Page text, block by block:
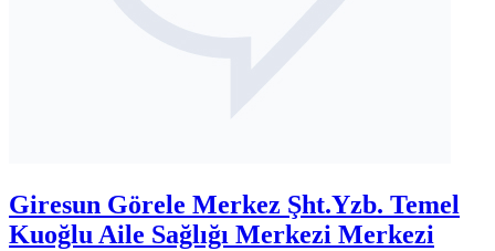
Giresun Görele Merkez Şht.Yzb. Temel
Kuoğlu Aile Sağlığı Merkezi Merkezi